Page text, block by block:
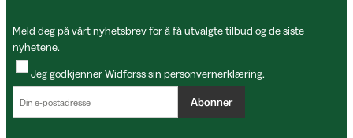
Meld deg på vårt nyhetsbrev for å få utvalgte tilbud og de siste
nyhetene.
Jeg godkjenner Widforss sin personvernerklæring.
Abonner